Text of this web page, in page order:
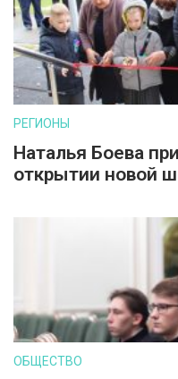
РЕГИОНЫ
Наталья Боева
открытии новой
ОБЩЕСТВО